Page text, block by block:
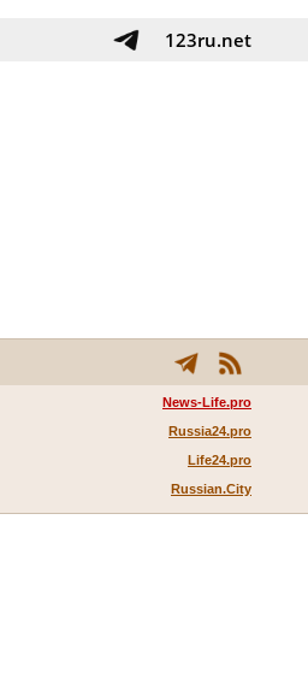
123ru.net
News-Life.pro
Russia24.pro
Life24.pro
Russian.City